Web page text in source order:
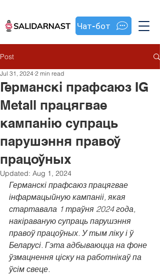
Чат-бот
Post
Германскі прафсаюз IG
Metall працягвае
кампанію супраць
парушэння правоў
працоўных
Jul 31, 2024 2 min read
Updated: Aug 1, 2024
Германскі прафсаюз працягвае
інфармацыйную кампаніі, якая
стартавала 1 траўня 2024 года,
накіраваную супраць парушэння
правоў працоўных. У тым ліку і ў
Беларусі. Гэта адбываюцца на фоне
ўзмацнення ціску на работнікаў па
ўсім свеце.